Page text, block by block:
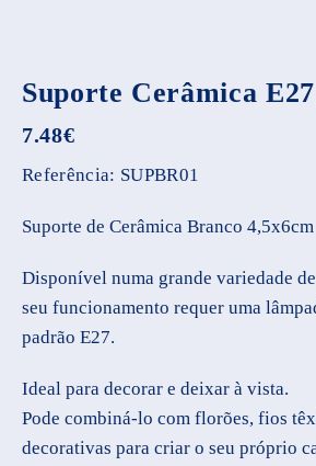
Suporte Cerâmica
7.48€
Referência: SUPBR01
Suporte de Cerâmica Branco 4,5x6cm
Disponível numa grande variedade
seu funcionamento requer uma
padrão E27.
Ideal para decorar e deixar à vista.
Pode combiná-lo com florões, fios
decorativas para criar o seu próprio